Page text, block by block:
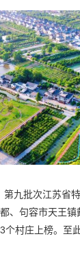
第九批次江苏省
、句容市天王
个村庄上榜。至